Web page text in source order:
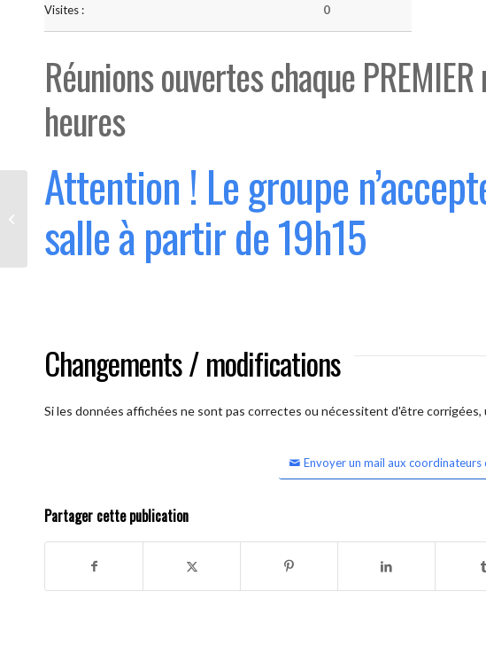
Visites : 0
Réunions ouvertes chaque
heures
Attention ! Le groupe
salle à partir de 19h15
Changements / modifications
Si les données affichées ne sont pas correctes ou nécessitent d'être
Envoyer un mail aux coordinateurs
Partager cette publication
Bouge “Saint-Luc” (Ouvert 1°
mercredi du mois)